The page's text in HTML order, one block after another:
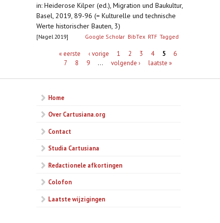
in: Heiderose Kilper (ed.), Migration und Baukultur,
Basel, 2019, 89-96 (= Kulturelle und technische
Werte historischer Bauten, 3)
[Nagel 2019] Google Scholar BibTex RTF Tagged
Pagina's« eerste ‹ vorige 1 2 3 4 5
6
7
8 9 … volgende › laatste »
Home
Over Cartusiana.org
Contact
Studia Cartusiana
Redactionele afkortingen
Colofon
Laatste wijzigingen